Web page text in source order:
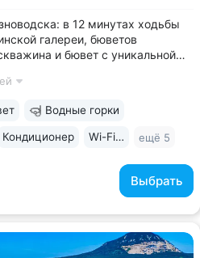
в 12 минутах ходьбы
галереи, бюветов
и бювет с уникальной
типа показан для
Выбрать
Водные горки
Кондиционер Wi-Fi в номерах ещё 5